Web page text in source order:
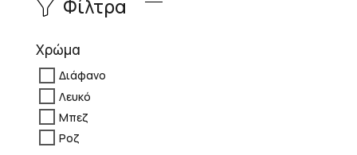
Φίλτρα
Χρώμα
Διάφανο
Λευκό
Μπεζ
Ροζ